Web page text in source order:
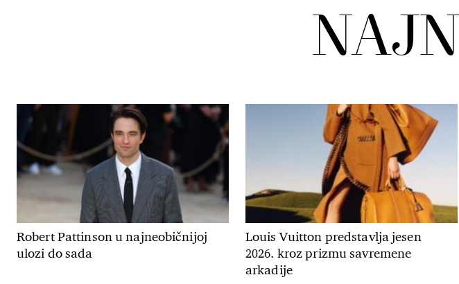
Robert Pattinson u najneobičnijoj
ulozi do sada
Louis Vuitton predstavlja jesen
2026. kroz prizmu savremene
arkadije